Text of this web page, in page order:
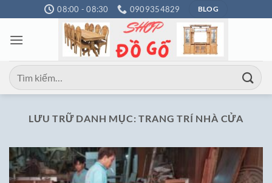
qua
nội
08:00 - 08:30 0909354829 BLOG
Tìm
kiếm:
LƯU TRỮ DANH MỤC:TRANG TRÍ NHÀ CỬA